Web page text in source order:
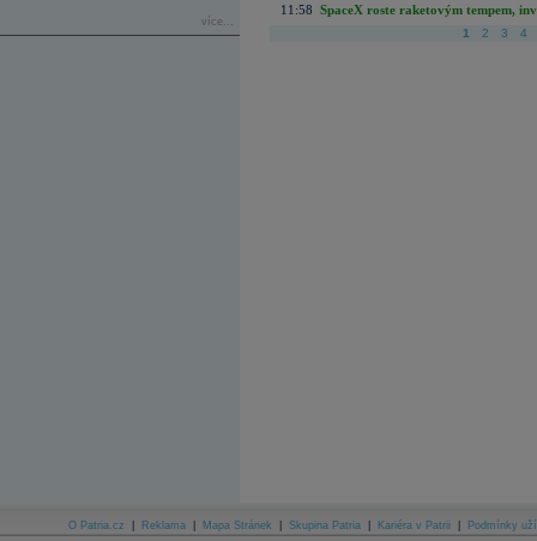
více...
11:58 SpaceX roste raketovým tempem,
1 2 3 4
O Patria.cz Reklama Mapa Stránek Skupina Patria Kariéra v Patrii Podmínky